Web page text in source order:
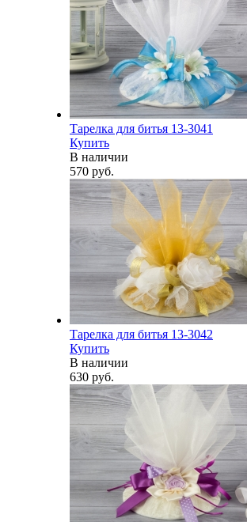
Тарелка для битья 13-3041
Купить
В наличии
570 руб.
Тарелка для битья 13-3042
Купить
В наличии
630 руб.